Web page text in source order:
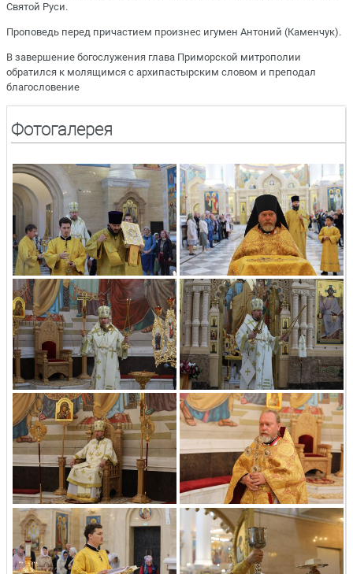
Святой Руси.
Проповедь перед причастием произнес игумен Антоний (Каменчук).
В завершение богослужения глава Приморской митрополии
обратился к молящимся с архипастырским словом и преподал
благословение
Фотогалерея